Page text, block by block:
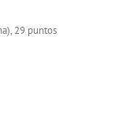
29 puntos